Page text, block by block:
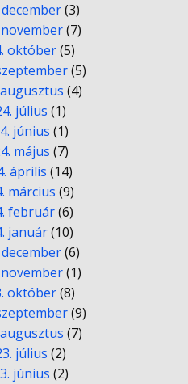
december(3)
november(7)
október(5)
(5)
(4)
július (1)
június (1)
május (7)
április (14)
március (9)
február(6)
január(10)
december(6)
november(1)
október(8)
(9)
(7)
július (2)
június (2)